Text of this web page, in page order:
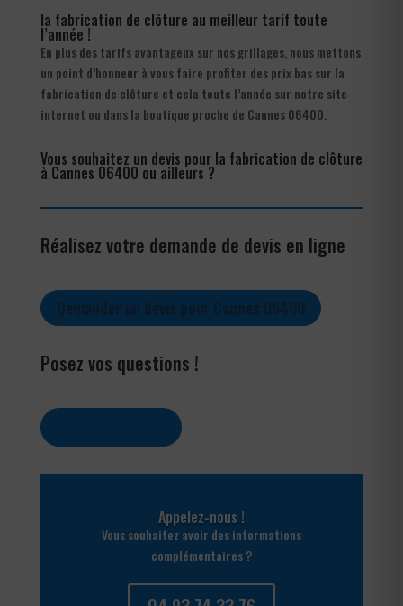
la fabrication de clôture au meilleur tarif toute
l’année !
En plus des tarifs avantageux sur nos grillages, nous mettons
un point d’honneur à vous faire profiter des prix bas sur la
fabrication de clôture et cela toute l’année sur notre site
internet ou dans la boutique proche de Cannes 06400.
Vous souhaitez un devis pour la fabrication de clôture
à Cannes 06400 ou ailleurs ?
Réalisez votre demande de devis en ligne
Posez vos questions !
Appelez-nous !
Vous souhaitez avoir des informations
complémentaires ?